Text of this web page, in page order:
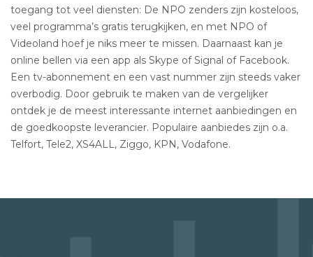
toegang tot veel diensten: De NPO zenders zijn kosteloos,
veel programma’s gratis terugkijken, en met NPO of
Videoland hoef je niks meer te missen. Daarnaast kan je
online bellen via een app als Skype of Signal of Facebook.
Een tv-abonnement en een vast nummer zijn steeds vaker
overbodig. Door gebruik te maken van de vergelijker
ontdek je de meest interessante internet aanbiedingen en
de goedkoopste leverancier. Populaire aanbiedes zijn o.a.
Telfort, Tele2, XS4ALL, Ziggo, KPN, Vodafone.